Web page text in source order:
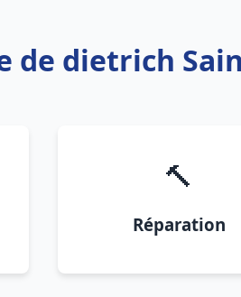
de dietrich
🔨
Réparation